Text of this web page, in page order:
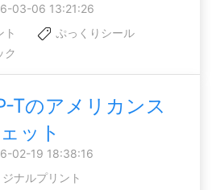
03-06 13:21:26
ト
ぷっくりシール
ク
Tのアメリカンス
ット
02-19 18:38:16
ジナルプリント